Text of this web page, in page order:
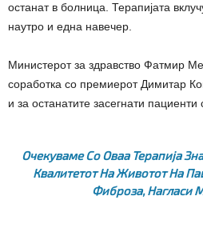
останат в болница. Терапијата
наутро и една навечер.
Министерот за здравство Фатмир
соработка со премиерот Димитар
и за останатите засегнати пациенти
Очекуваме Со Оваа Терапија
Квалитетот На Животот На
Фиброза,Нагласи